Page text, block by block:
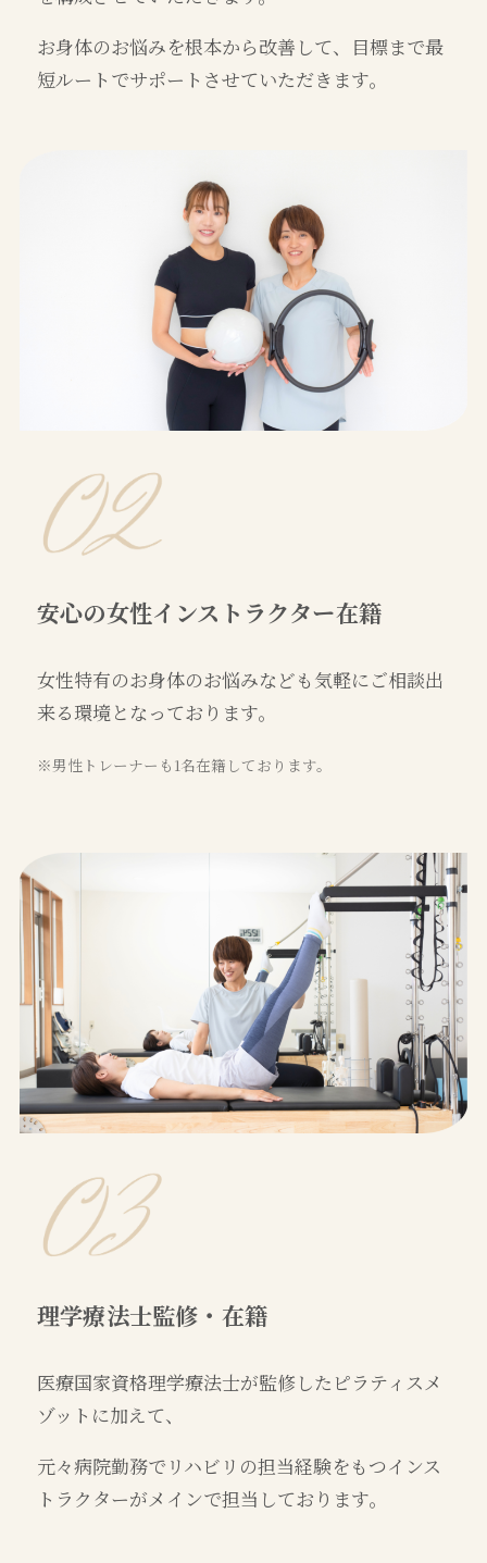
お身体のお悩みを根本から改善して、目標まで最
短ルートでサポートさせていただきます。
安心の女性インストラクター在籍
女性特有のお身体のお悩みなども気軽にご相談出
来る環境となっております。
※男性トレーナーも1名在籍しております。
理学療法士監修・在籍
医療国家資格理学療法士が監修したピラティスメ
ゾットに加えて、
元々病院勤務でリハビリの担当経験をもつインス
トラクターがメインで担当しております。